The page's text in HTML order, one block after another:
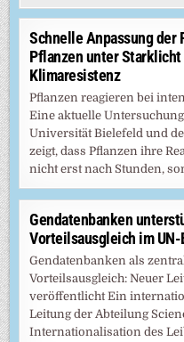
Schnelle Anpassung
Pflanzen unter
Klimaresistenz
Pflanzen reagieren bei
Eine aktuelle
Universität Bielefeld und
zeigt, dass Pflanzen ihre
nicht erst nach Stunden,
Gendatenbanken
Vorteilsausgleich im
Gendatenbanken als
Vorteilsausgleich: Neuer
veröffentlicht Ein
Leitung der Abteilung
Internationalisation des